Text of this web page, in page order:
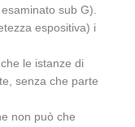
sub G).
espositiva) i
le istanze di
senza che parte
non può che